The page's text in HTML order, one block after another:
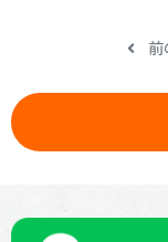
前